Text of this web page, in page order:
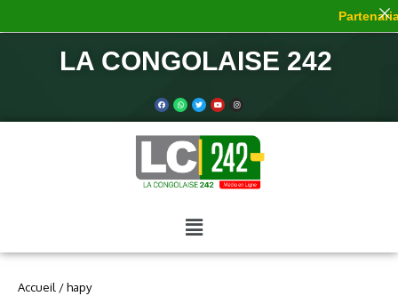
LA CONGOLAISE 242
Accueil /hapy